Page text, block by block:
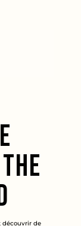
the
découvrir de